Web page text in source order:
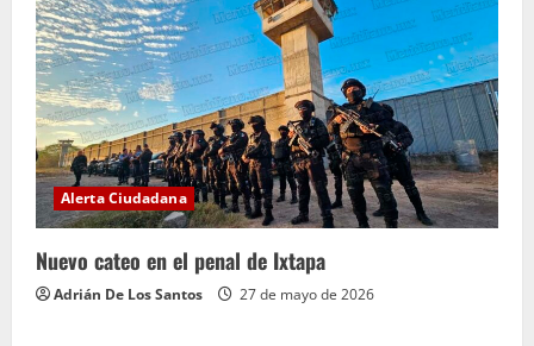
Alerta Ciudadana
Nuevo cateo en el penal de Ixtapa
Adrián De Los Santos 27 de mayo de 2026